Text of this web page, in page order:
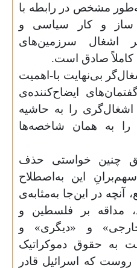
مشخص در رابطه با
ساز و کار سیاسی و
اشغال سرزمین‌های
کاملاً صادق است.
بی‌نهایت با-اهمیت
ایضاح‌کننده‌ی
را به حاشیه
را به همان شاخصه‌ها
چنین خواستی حذف
این به‌اصطلاح
در این‌جا به‌مثابه‌ی
مداقه بر فلسطین و
و «دیگری» و
به حقوق دموکراتیک
که اسرائیل قادر